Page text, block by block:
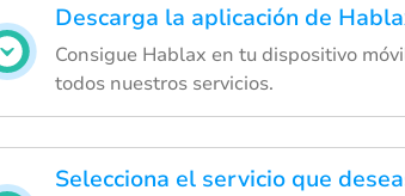
Descarga la aplicación de
Consigue Hablax en tu dispositivo
todos nuestros servicios.
Selecciona el servicio que